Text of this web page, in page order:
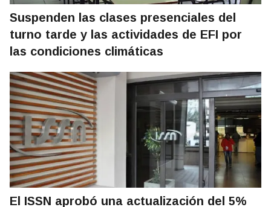
Suspenden las clases presenciales del
turno tarde y las actividades de EFI por
las condiciones climáticas
El ISSN aprobó una actualización del 5%